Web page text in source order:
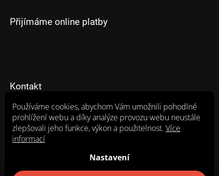
Používáme cookies, abychom Vám umožnili pohodlné
prohlížení webu a díky analýze provozu webu neustále
zlepšovali jeho funkce, výkon a použitelnost. Více
informací
Nastavení
Přijímáme online platby
Kontakt
eshopzpmikulcice@seznam.cz
720 649 494 (8:00-14:00h)
https://www.facebook.com/search/top/?q=zp%20mikul%c4%
8dice